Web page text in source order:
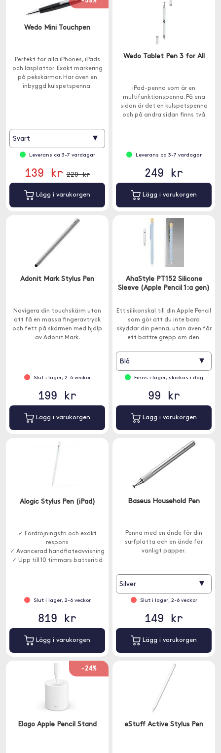
Wedo Mini Touchpen
Perfekt för alla iPhones, iPads
och läsplattor. Exakt markering
på pekskärmar. Har även en
inbyggd kulspetspenna.
Svart ▾
Leverans ca 3-7 vardagar
139 kr 229 kr
Lägg i varukorgen
Wedo Tablet Pen 3 for All
iPad-penna som är en
multifunktionspenna. På ena
sidan är det en kulspetspenna
och på andra sidan finns två
Leverans ca 3-7 vardagar
249 kr
Lägg i varukorgen
Adonit Mark Stylus Pen
Navigera din touchskärm utan
att få en massa fingeravtryck
och fett på skärmen med hjälp
av Adonit Mark.
Slut i lager, 2-6 veckor
199 kr
Lägg i varukorgen
AhaStyle PT152 Silicone
Sleeve (Apple Pencil 1:a gen)
Ett silikonskal till din Apple Pencil
som gör att du inte bara
skyddar din penna, utan även får
ett bättre grepp om den.
Blå ▾
Finns i lager, skickas i dag
99 kr
Lägg i varukorgen
Alogic Stylus Pen (iPad)
✓ Fördröjningsfri och exakt
respons
✓ Avancerad handflateavvisning
✓ Upp till 10 timmars batteritid
Slut i lager, 2-6 veckor
819 kr
Lägg i varukorgen
Baseus Household Pen
Penna med en ände för din
surfplatta och en ände för
vanligt papper.
Silver ▾
Slut i lager, 2-6 veckor
149 kr
Lägg i varukorgen
-24%
Elago Apple Pencil Stand eStuff Active Stylus Pen